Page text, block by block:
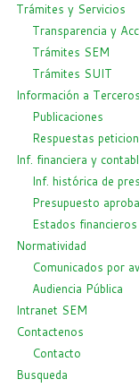
Trámites y Servicios
Transparencia y
Trámites SEM
Trámites SUIT
Información a Terceros
Publicaciones
Respuestas
Inf. financiera y
Inf. histórica de
Presupuesto
Estados financieros
Normatividad
Comunicados por
Audiencia Pública
Intranet SEM
Contactenos
Contacto
Busqueda